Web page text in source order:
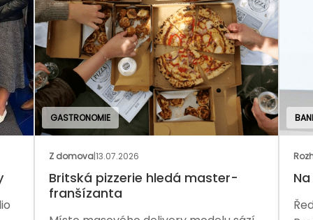
GASTRONOMIE
Z domova|13.07.2026
Britská pizzerie hledá master-
franšízanta